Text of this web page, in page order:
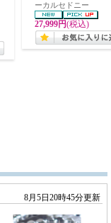
ーカルセドニー
27,999円(税込)